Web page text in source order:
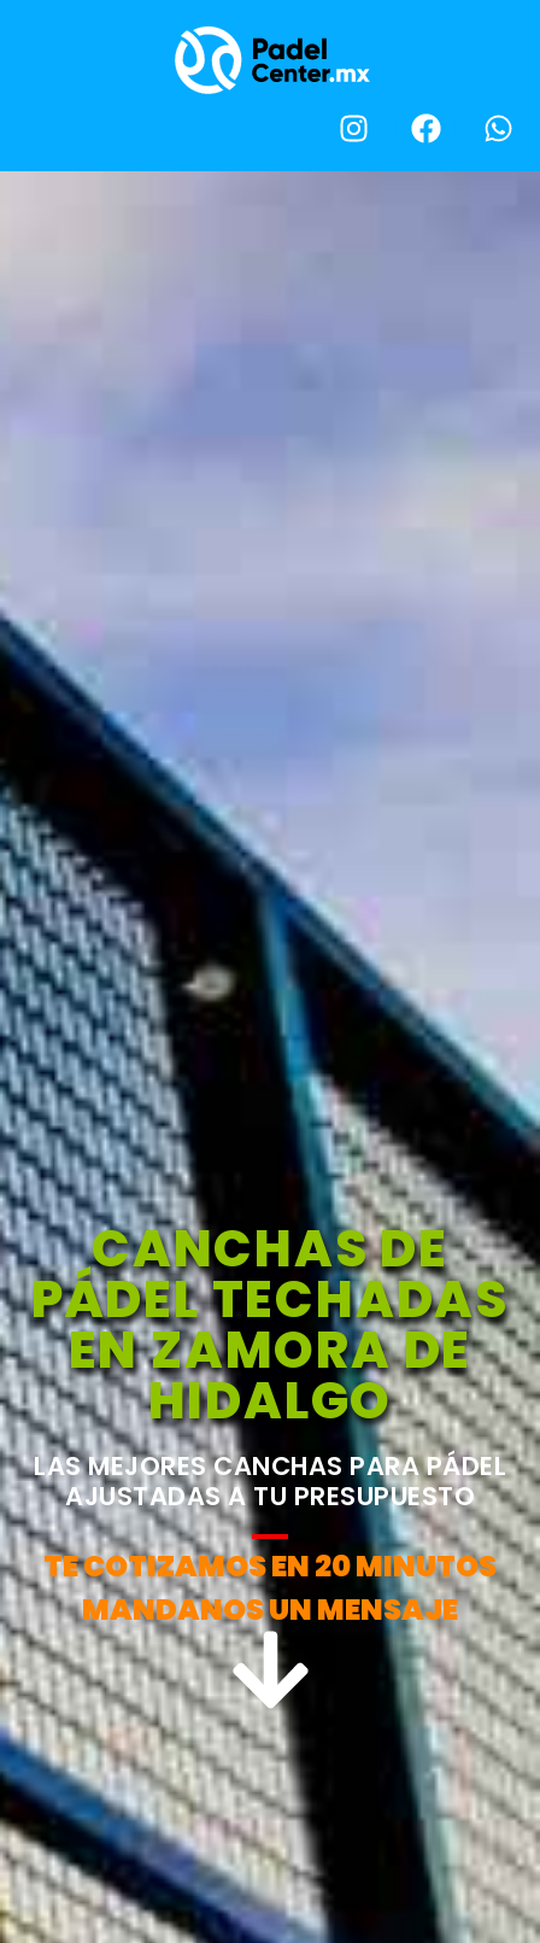
CANCHAS DE
PÁDEL TECHADAS
EN ZAMORA DE
HIDALGO
LAS MEJORES CANCHAS PARA PÁDEL
AJUSTADAS A TU PRESUPUESTO
TE COTIZAMOS EN 20 MINUTOS
MANDANOS UN MENSAJE